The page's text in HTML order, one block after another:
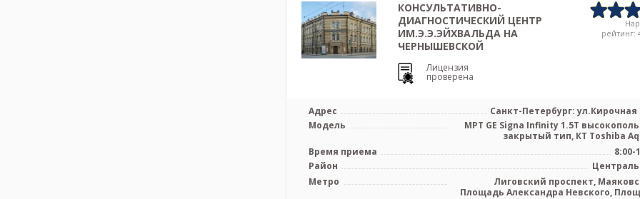
КОНСУЛЬТАТИВНО-
ДИАГНОСТИЧЕСКИЙ ЦЕНТР
ИМ.Э.Э.ЭЙХВАЛЬДА НА
ЧЕРНЫШЕВСКОЙ
Лицензия
проверена
рейтинг:
Адрес
Санкт-Петербург: ул.Кирочная
Модель
МРТ GE Signa Infinity 1.5Т
закрытый тип, КТ Toshiba
Время приема
8:00-
Район
Метро
Лиговский проспект,
Площадь Александра Невского,